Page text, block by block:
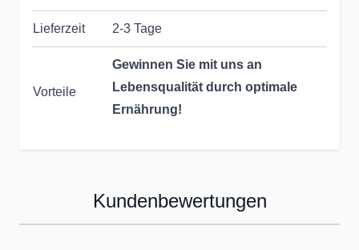
Lieferzeit 2-3 Tage
Vorteile
Gewinnen Sie mit uns an
Lebensqualität durch optimale
Ernährung!
Ernährung unserer Kunden zu
Kundenbewertungen